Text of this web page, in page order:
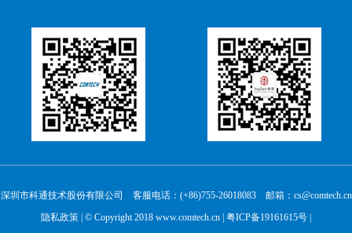
深圳市科通技术股份有限公司 客服电话：(+86)755-26018083 邮箱：cs@comtech.cn
隐私政策 | © Copyright 2018 www.comtech.cn | 粤ICP备19161615号